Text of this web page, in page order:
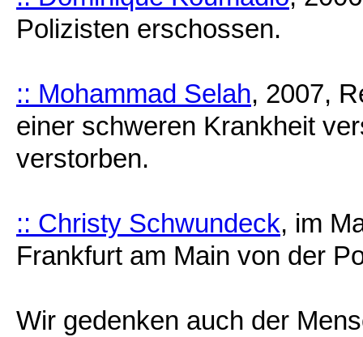
Polizisten erschossen.
:: Mohammad Selah, 2007,
einer schweren Krankheit
verstorben.
:: Christy Schwundeck, im
Frankfurt am Main von der
Wir gedenken auch der